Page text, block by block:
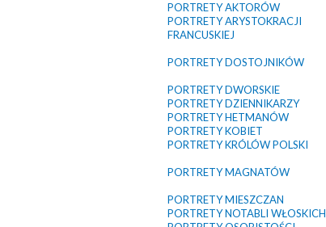
PORTRETY AKTORÓW
PORTRETY ARYSTOKRACJI
FRANCUSKIEJ
PORTRETY DOSTOJNIKÓW
PORTRETY DWORSKIE
PORTRETY DZIENNIKARZY
PORTRETY HETMANÓW
PORTRETY KOBIET
PORTRETY KRÓLÓW POLSKI
PORTRETY MAGNATÓW
PORTRETY MIESZCZAN
PORTRETY NOTABLI WŁOSKICH